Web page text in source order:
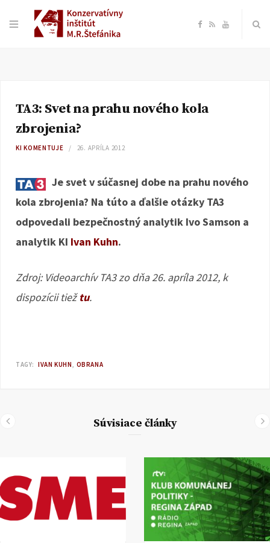
F
e
o
R Y
TA3: Svet na prahu nového kola
zbrojenia?
KI KOMENTUJE 26. APRÍLA 2012
Je svet v súčasnej dobe na prahu nového
kola zbrojenia? Na túto a ďalšie otázky TA3
odpovedali bezpečnostný analytik Ivo Samson a
analytik KI Ivan Kuhn.
Zdroj: Videoarchív TA3 zo dňa 26. apríla 2012, k
dispozícii tiežtu.
TAGY: IVAN KUHN OBRANA
Súvisiace články